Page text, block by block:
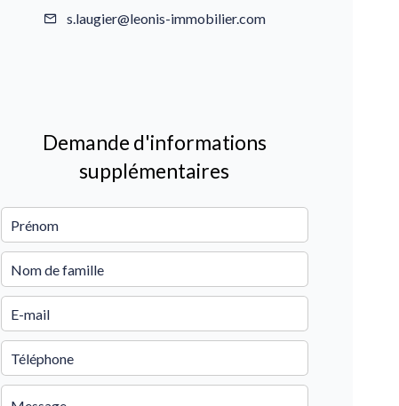
s.laugier@leonis-immobilier.com
Demande d'informations
supplémentaires